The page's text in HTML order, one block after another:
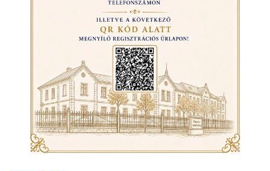
Az évforduló kapcsán örömmel és szeretettel várunk
nosztalgiázzunk együtt!
Az Öregdiákokról sem feledkezünk meg, folytatás
Kérjük jelezze résztvételi szándékát aregisztrációs